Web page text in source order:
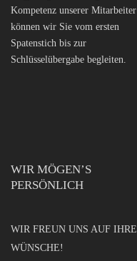
Kompetenz unserer Mitarbeiter
können wir Sie vom ersten
Spatenstich bis zur
Schlüsselübergabe begleiten.
WIR MÖGEN’S
PERSÖNLICH
WIR FREUN UNS AUF IHRE
WÜNSCHE!